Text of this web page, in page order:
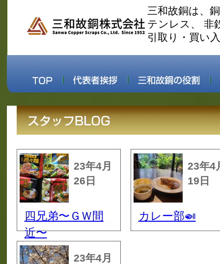
三和故銅は、
テンレス、 非
引取り・買い
23年4月
26日
四兄弟〜ＧＷ間
近〜
23年4
19日
カレー部🍛
23年4月